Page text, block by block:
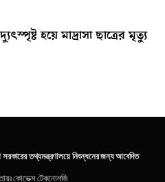
হয়ে মাদ্রাসা ছাত্রের মৃত্যু
সরকারের তথ্যমন্ত্রণালয়ে নিবন্ধনের জন্য আবেদিত
কোডেক্স টেকনোলজি